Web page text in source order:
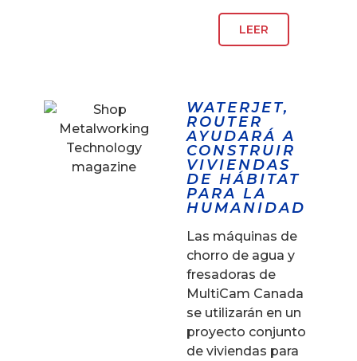
LEER
WATERJET,
ROUTER
AYUDARÁ A
CONSTRUIR
VIVIENDAS
DE HÁBITAT
PARA LA
HUMANIDAD
Las máquinas de
chorro de agua y
fresadoras de
MultiCam Canada
se utilizarán en un
proyecto conjunto
de viviendas para